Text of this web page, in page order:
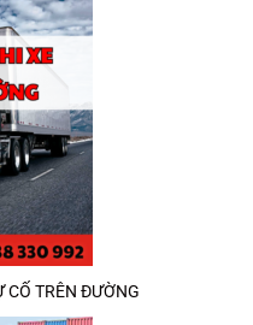
CỐ TRÊN ĐƯỜNG